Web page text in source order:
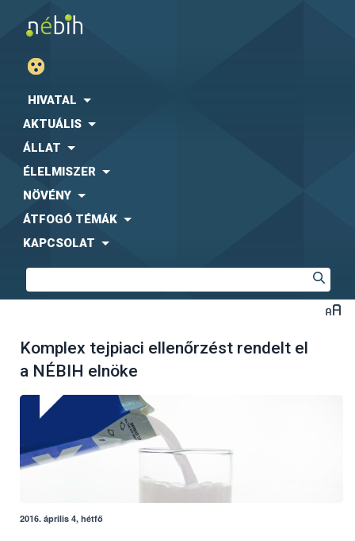
HIVATAL
AKTUÁLIS
ÁLLAT
ÉLELMISZER
NÖVÉNY
ÁTFOGÓ TÉMÁK
KAPCSOLAT
Komplex tejpiaci ellenőrzést rendelt el
a NÉBIH elnöke
2016. április 4, hétfő